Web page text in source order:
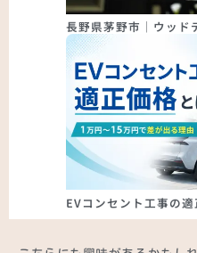
長野県茅野市｜ウッ
EVコンセント工事の